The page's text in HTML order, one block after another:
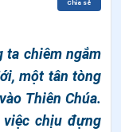
Chia sẻ
ta chiêm ngắm
một tân tòng
Thiên Chúa.
chịu đựng